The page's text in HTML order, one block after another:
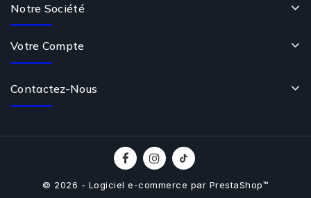
Notre Société
Votre Compte
Contactez-Nous
© 2026 - Logiciel e-commerce par PrestaShop™